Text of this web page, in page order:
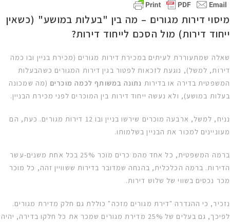
מיסוי דירות מגורים – מה בין "בעלות במושע" (כשאין
ייחוד דירות) מול הסכם לייחוד דירות?
שאלה שמתעוררת לעיתים במכירת דירות מגורים (מכירת בניין ובו כמה
דירות, למשל), נוגעת לזכאות לפטור בגין דירות המגורים כשהבעלות
המשפטית בדירה או בדירות נתונה במשותף לכמה מוכרים (מה שמכונה
בעלות במושע), ולא נעשה ייחוד דירות בין המוכרים לפני מכירת הבניין.
נניח, למשל, ארבעה מוכרים שירשו בניין ובו 12 דירות מגורים. כעת, הם
מעוניינים למכור את הבניין בשלמותו.
ברמה המשפטית, כל אחד מהמוכרים מוכר 25% בכל אחת משנים-עשר
הדירות. ברמה הכלכלית, בהנחה שמדובר בדירות ששוויין זהה, כל מוכר
מכר נכסים בשווי של שלוש דירות.
נזכיר, כי ההגדרה "דירת מגורים מזכה" כוללת גם חלק מדירת מגורים.
לפיכך, גם בעלים של 25% מדירת מגורים שמכר את כל חלקו בדירה, יהיה